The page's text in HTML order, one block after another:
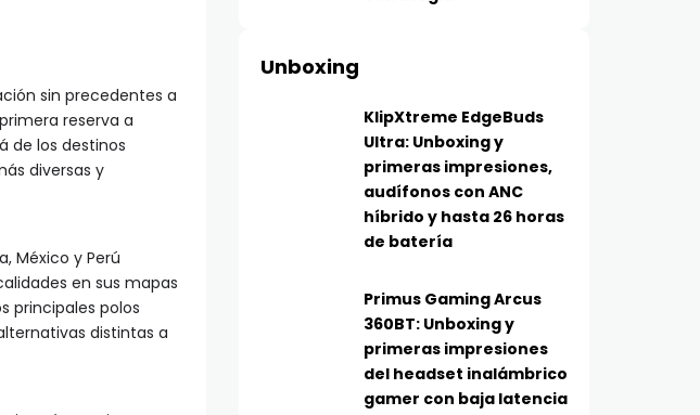
sin precedentes a
reserva a
de los destinos
diversas y
México y Perú
en sus mapas
principales polos
distintas a
Unboxing
KlipXtreme EdgeBuds
Ultra: Unboxing y
primeras impresiones,
audífonos con ANC
híbrido y hasta 26 horas
de batería
Primus Gaming Arcus
360BT: Unboxing y
primeras impresiones
del headset inalámbrico
gamer con baja latencia